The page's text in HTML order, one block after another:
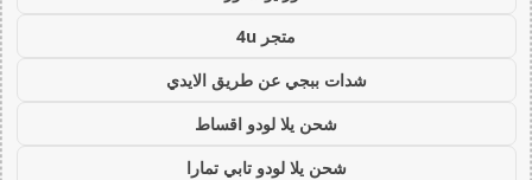
متجر 4u
شدات ببجي عن طريق الايدي
شحن يلا لودو اقساط
شحن يلا لودو تابي تمارا